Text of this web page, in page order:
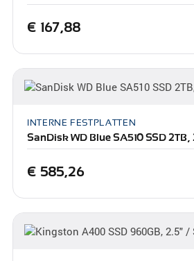
€ 167,88
INTERNE FESTPLATTEN
SanDisk WD Blue SA510 SSD
€ 585,26